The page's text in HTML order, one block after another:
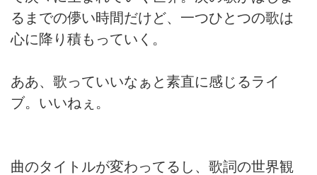
るまでの儚い時間だけど、一つひとつの歌は
心に降り積もっていく。
ああ、歌っていいなぁと素直に感じるライ
ブ。いいねぇ。
曲のタイトルが変わってるし、歌詞の世界観